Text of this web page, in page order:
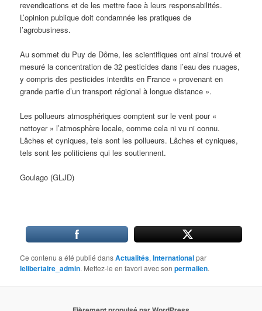
revendications et de les mettre face à leurs responsabilités.
L’opinion publique doit condamnée les pratiques de
l’agrobusiness.
Au sommet du Puy de Dôme, les scientifiques ont ainsi trouvé et
mesuré la concentration de 32 pesticides dans l’eau des nuages,
y compris des pesticides interdits en France « provenant en
grande partie d’un transport régional à longue distance ».
Les pollueurs atmosphériques comptent sur le vent pour «
nettoyer » l’atmosphère locale, comme cela ni vu ni connu.
Lâches et cyniques, tels sont les pollueurs. Lâches et cyniques,
tels sont les politiciens qui les soutiennent.
Goulago (GLJD)
Ce contenu a été publié dansActualités,Internationalpar
lelibertaire_admin. Mettez-le en favori avec sonpermalien.